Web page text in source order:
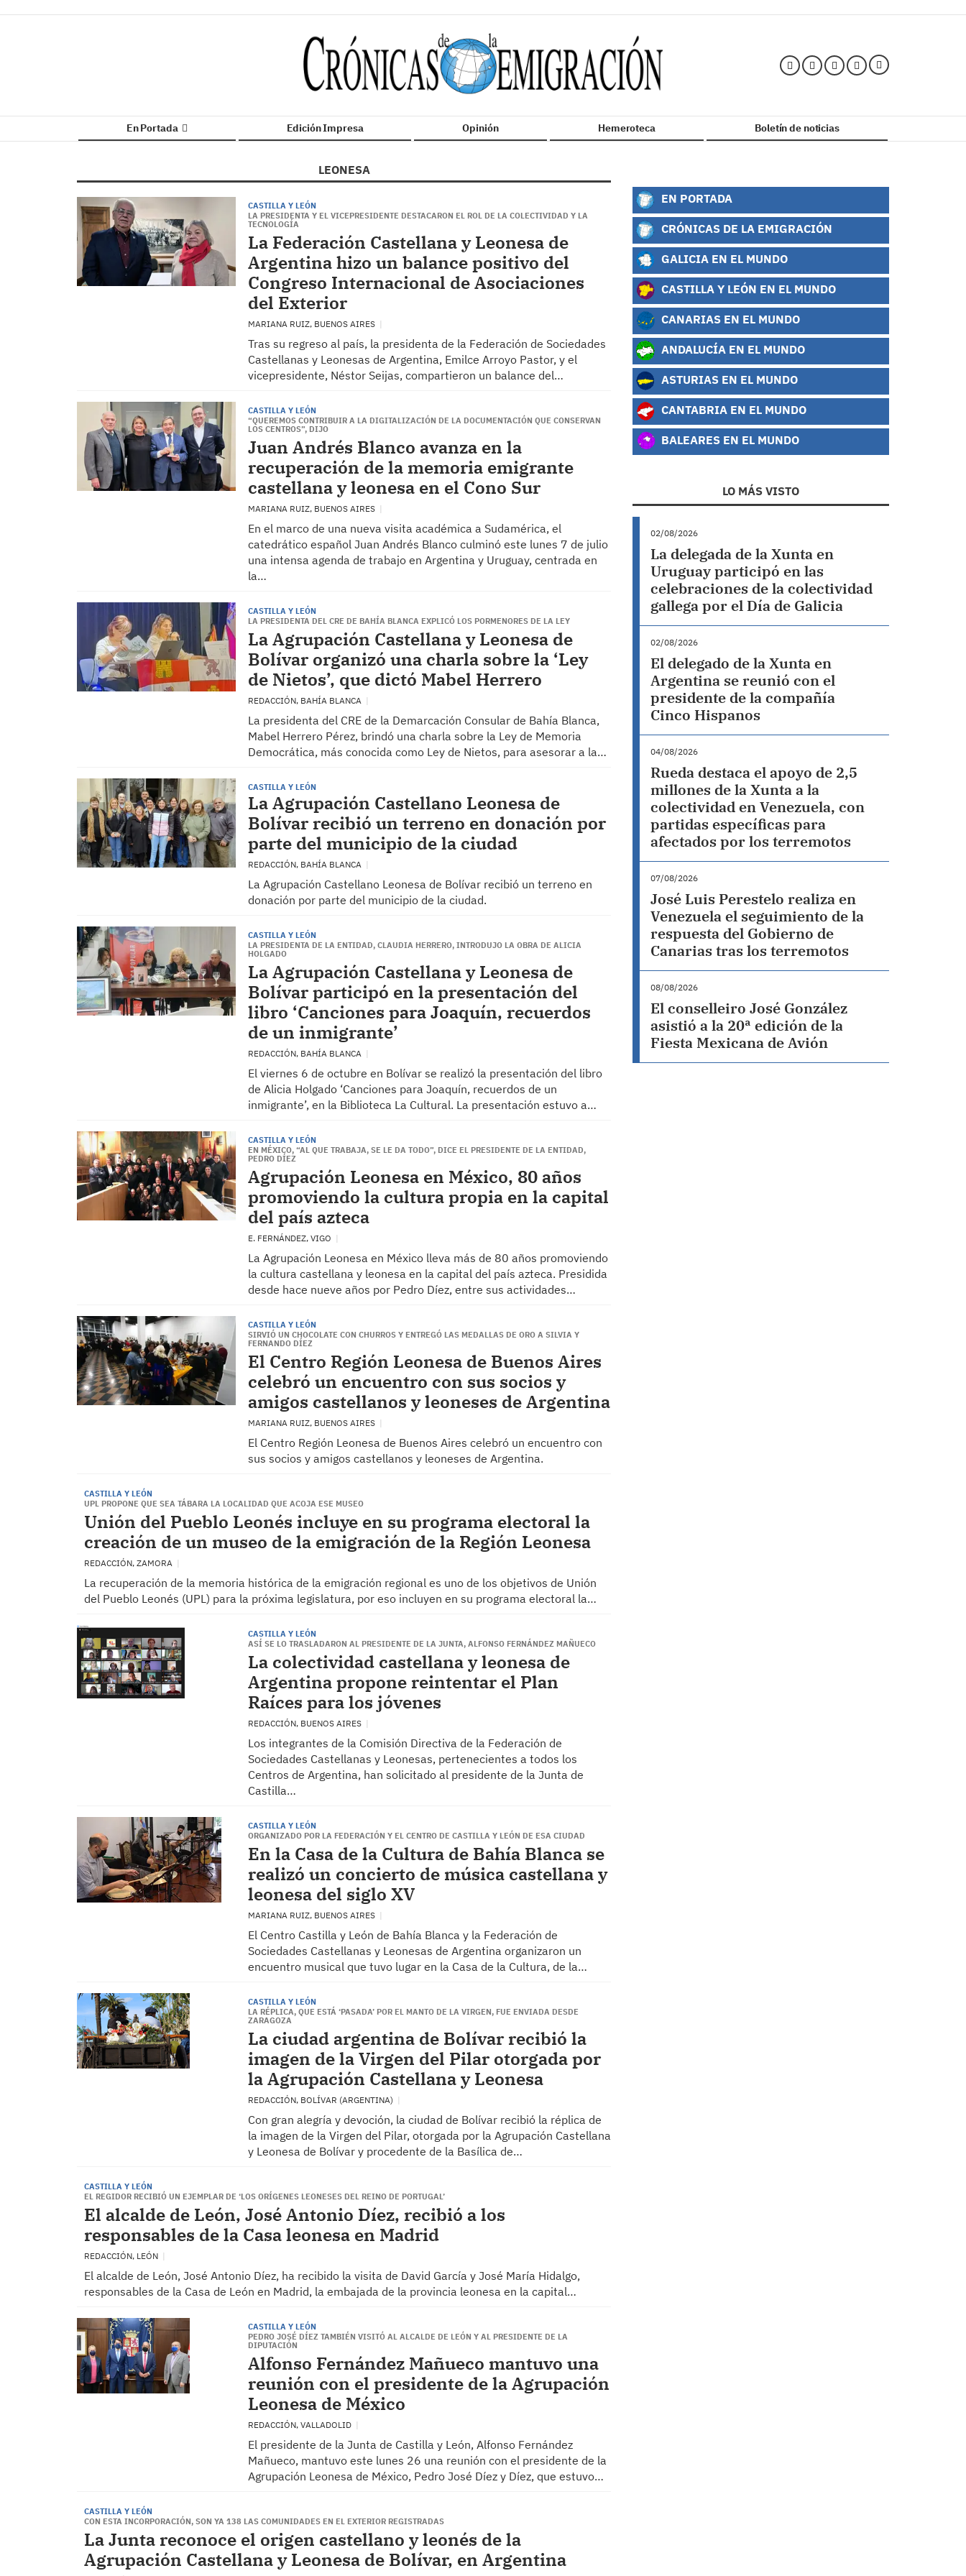
En Portada Edición Impresa Opinión Hemeroteca Boletín de noticias
LEONESA
CASTILLA Y LEÓN
LA PRESIDENTA Y EL VICEPRESIDENTE DESTACARON EL ROL DE LA COLECTIVIDAD Y LA
TECNOLOGÍA
La Federación Castellana y Leonesa de
Argentina hizo un balance positivo del
Congreso Internacional de Asociaciones
del Exterior
MARIANA RUIZ, BUENOS AIRES
Tras su regreso al país, la presidenta de la Federación de Sociedades
Castellanas y Leonesas de Argentina, Emilce Arroyo Pastor, y el
vicepresidente, Néstor Seijas, compartieron un balance del…
CASTILLA Y LEÓN
“QUEREMOS CONTRIBUIR A LA DIGITALIZACIÓN DE LA DOCUMENTACIÓN QUE CONSERVAN
LOS CENTROS”, DIJO
Juan Andrés Blanco avanza en la
recuperación de la memoria emigrante
castellana y leonesa en el Cono Sur
MARIANA RUIZ, BUENOS AIRES
En el marco de una nueva visita académica a Sudamérica, el
catedrático español Juan Andrés Blanco culminó este lunes 7 de julio
una intensa agenda de trabajo en Argentina y Uruguay, centrada en
la…
CASTILLA Y LEÓN
LA PRESIDENTA DEL CRE DE BAHÍA BLANCA EXPLICÓ LOS PORMENORES DE LA LEY
La Agrupación Castellana y Leonesa de
Bolívar organizó una charla sobre la ‘Ley
de Nietos’, que dictó Mabel Herrero
REDACCIÓN, BAHÍA BLANCA
La presidenta del CRE de la Demarcación Consular de Bahía Blanca,
Mabel Herrero Pérez, brindó una charla sobre la Ley de Memoria
Democrática, más conocida como Ley de Nietos, para asesorar a la…
CASTILLA Y LEÓN
La Agrupación Castellano Leonesa de
Bolívar recibió un terreno en donación por
parte del municipio de la ciudad
REDACCIÓN, BAHÍA BLANCA
La Agrupación Castellano Leonesa de Bolívar recibió un terreno en
donación por parte del municipio de la ciudad.
CASTILLA Y LEÓN
LA PRESIDENTA DE LA ENTIDAD, CLAUDIA HERRERO, INTRODUJO LA OBRA DE ALICIA
HOLGADO
La Agrupación Castellana y Leonesa de
Bolívar participó en la presentación del
libro ‘Canciones para Joaquín, recuerdos
de un inmigrante’
REDACCIÓN, BAHÍA BLANCA
El viernes 6 de octubre en Bolívar se realizó la presentación del libro
de Alicia Holgado ‘Canciones para Joaquín, recuerdos de un
inmigrante’, en la Biblioteca La Cultural. La presentación estuvo a…
CASTILLA Y LEÓN
EN MÉXICO, “AL QUE TRABAJA, SE LE DA TODO”, DICE EL PRESIDENTE DE LA ENTIDAD,
PEDRO DÍEZ
Agrupación Leonesa en México, 80 años
promoviendo la cultura propia en la capital
del país azteca
E. FERNÁNDEZ, VIGO
La Agrupación Leonesa en México lleva más de 80 años promoviendo
la cultura castellana y leonesa en la capital del país azteca. Presidida
desde hace nueve años por Pedro Díez, entre sus actividades…
CASTILLA Y LEÓN
SIRVIÓ UN CHOCOLATE CON CHURROS Y ENTREGÓ LAS MEDALLAS DE ORO A SILVIA Y
FERNANDO DÍEZ
El Centro Región Leonesa de Buenos Aires
celebró un encuentro con sus socios y
amigos castellanos y leoneses de Argentina
MARIANA RUIZ, BUENOS AIRES
El Centro Región Leonesa de Buenos Aires celebró un encuentro con
sus socios y amigos castellanos y leoneses de Argentina.
CASTILLA Y LEÓN
UPL PROPONE QUE SEA TÁBARA LA LOCALIDAD QUE ACOJA ESE MUSEO
Unión del Pueblo Leonés incluye en su programa electoral la
creación de un museo de la emigración de la Región Leonesa
REDACCIÓN, ZAMORA
La recuperación de la memoria histórica de la emigración regional es uno de los objetivos de Unión
del Pueblo Leonés (UPL) para la próxima legislatura, por eso incluyen en su programa electoral la…
CASTILLA Y LEÓN
ASÍ SE LO TRASLADARON AL PRESIDENTE DE LA JUNTA, ALFONSO FERNÁNDEZ MAÑUECO
La colectividad castellana y leonesa de
Argentina propone reintentar el Plan
Raíces para los jóvenes
REDACCIÓN, BUENOS AIRES
Los integrantes de la Comisión Directiva de la Federación de
Sociedades Castellanas y Leonesas, pertenecientes a todos los
Centros de Argentina, han solicitado al presidente de la Junta de
Castilla…
CASTILLA Y LEÓN
ORGANIZADO POR LA FEDERACIÓN Y EL CENTRO DE CASTILLA Y LEÓN DE ESA CIUDAD
En la Casa de la Cultura de Bahía Blanca se
realizó un concierto de música castellana y
leonesa del siglo XV
MARIANA RUIZ, BUENOS AIRES
El Centro Castilla y León de Bahía Blanca y la Federación de
Sociedades Castellanas y Leonesas de Argentina organizaron un
encuentro musical que tuvo lugar en la Casa de la Cultura, de la…
CASTILLA Y LEÓN
LA RÉPLICA, QUE ESTÁ ‘PASADA’ POR EL MANTO DE LA VIRGEN, FUE ENVIADA DESDE
ZARAGOZA
La ciudad argentina de Bolívar recibió la
imagen de la Virgen del Pilar otorgada por
la Agrupación Castellana y Leonesa
REDACCIÓN, BOLÍVAR (ARGENTINA)
Con gran alegría y devoción, la ciudad de Bolívar recibió la réplica de
la imagen de la Virgen del Pilar, otorgada por la Agrupación Castellana
y Leonesa de Bolívar y procedente de la Basílica de…
CASTILLA Y LEÓN
EL REGIDOR RECIBIÓ UN EJEMPLAR DE ‘LOS ORÍGENES LEONESES DEL REINO DE PORTUGAL’
El alcalde de León, José Antonio Díez, recibió a los
responsables de la Casa leonesa en Madrid
REDACCIÓN, LEÓN
El alcalde de León, José Antonio Díez, ha recibido la visita de David García y José María Hidalgo,
responsables de la Casa de León en Madrid, la embajada de la provincia leonesa en la capital…
CASTILLA Y LEÓN
PEDRO JOSÉ DÍEZ TAMBIÉN VISITÓ AL ALCALDE DE LEÓN Y AL PRESIDENTE DE LA
DIPUTACIÓN
Alfonso Fernández Mañueco mantuvo una
reunión con el presidente de la Agrupación
Leonesa de México
REDACCIÓN, VALLADOLID
El presidente de la Junta de Castilla y León, Alfonso Fernández
Mañueco, mantuvo este lunes 26 una reunión con el presidente de la
Agrupación Leonesa de México, Pedro José Díez y Díez, que estuvo…
CASTILLA Y LEÓN
CON ESTA INCORPORACIÓN, SON YA 138 LAS COMUNIDADES EN EL EXTERIOR REGISTRADAS
La Junta reconoce el origen castellano y leonés de la
Agrupación Castellana y Leonesa de Bolívar, en Argentina
EN PORTADA
CRÓNICAS DE LA EMIGRACIÓN
GALICIA EN EL MUNDO
CASTILLA Y LEÓN EN EL MUNDO
CANARIAS EN EL MUNDO
ANDALUCÍA EN EL MUNDO
ASTURIAS EN EL MUNDO
CANTABRIA EN EL MUNDO
BALEARES EN EL MUNDO
LO MÁS VISTO
02/08/2026
La delegada de la Xunta en
Uruguay participó en las
celebraciones de la colectividad
gallega por el Día de Galicia
02/08/2026
El delegado de la Xunta en
Argentina se reunió con el
presidente de la compañía
Cinco Hispanos
04/08/2026
Rueda destaca el apoyo de 2,5
millones de la Xunta a la
colectividad en Venezuela, con
partidas específicas para
afectados por los terremotos
07/08/2026
José Luis Perestelo realiza en
Venezuela el seguimiento de la
respuesta del Gobierno de
Canarias tras los terremotos
08/08/2026
El conselleiro José González
asistió a la 20ª edición de la
Fiesta Mexicana de Avión